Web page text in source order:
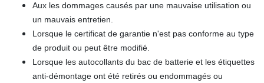
Aux les dommages causés par une mauvaise utilisation ou
un mauvais entretien.
Lorsque le certificat de garantie n'est pas conforme au type
de produit ou peut être modifié.
Lorsque les autocollants du bac de batterie et les étiquettes
anti-démontage ont été retirés ou endommagés ou